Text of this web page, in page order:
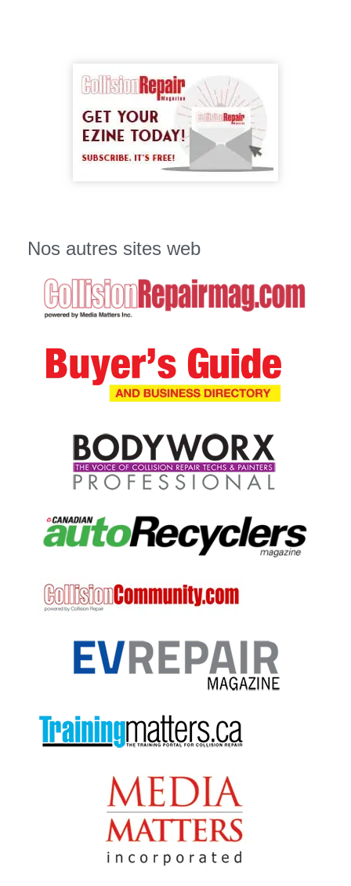
Nos autres sites web